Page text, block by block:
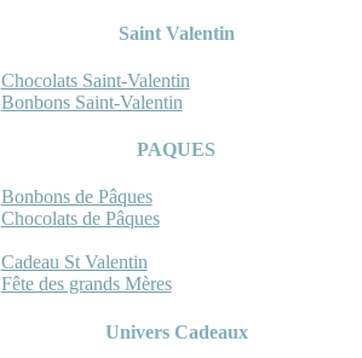
Saint Valentin
Chocolats Saint-Valentin
Bonbons Saint-Valentin
PAQUES
Bonbons de Pâques
Chocolats de Pâques
Cadeau St Valentin
Fête des grands Mères
Univers Cadeaux